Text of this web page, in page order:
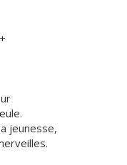
jeunesse,